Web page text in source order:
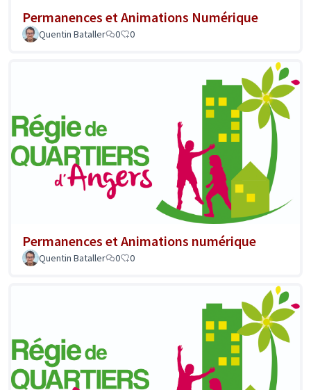
Permanences et Animations Numérique
Quentin Bataller 0 0
Permanences et Animations numérique
Quentin Bataller 0 0